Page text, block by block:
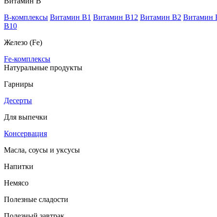
B-комплексы Витамин B1 Витамин B12 Витамин B2 Витамин
В10
Железо (Fe)
Fe-комплексы
Натуральные продукты
Гарниры
Десерты
Для выпечки
Консервация
Масла, соусы и уксусы
Напитки
Немясо
Полезные сладости